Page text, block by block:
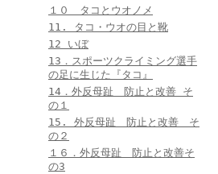
１０ タコとウオノメ
11. タコ・ウオの目と靴
12 いぼ
13．スポーツクライミング選手
の足に生じた『タコ』
14．外反母趾 防止と改善 そ
の１
15. 外反母趾 防止と改善 そ
の２
１６．外反母趾 防止と改善そ
の3